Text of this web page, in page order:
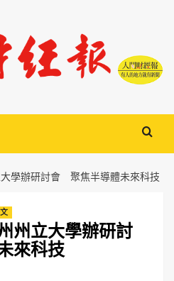
學辦研討會 聚焦半導體未來科技
州立大學辦研討
來科技